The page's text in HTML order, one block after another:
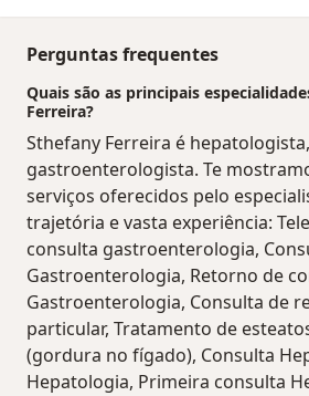
Perguntas frequentes
Quais são as principais
Ferreira?
Sthefany Ferreira é hepatologista,
gastroenterologista. Te
serviços oferecidos pelo
trajetória e vasta experiência:
consulta gastroenterologia,
Gastroenterologia, Retorno de
Gastroenterologia, Consulta de
particular, Tratamento de
(gordura no fígado), Consulta
Hepatologia, Primeira consulta